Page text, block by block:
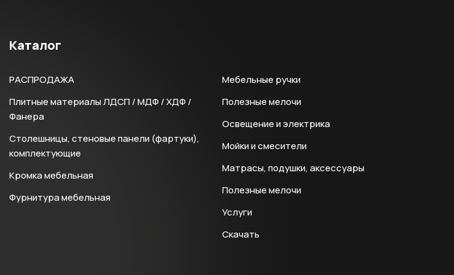
Каталог
РАСПРОДАЖА
Плитные материалы ЛДСП / МДФ / ХДФ /
Фанера
Столешницы, стеновые панели (фартуки),
комплектующие
Кромка мебельная
Фурнитура мебельная
Мебельные ручки
Полезные мелочи
Освещение и электрика
Мойки и смесители
Матрасы, подушки, аксессуары
Полезные мелочи
Услуги
Скачать